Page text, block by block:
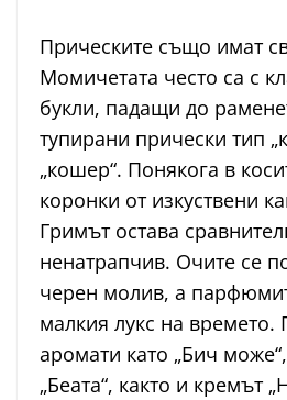
Прическите също имат
Момичетата често са с
букли, падащи до
тупирани прически тип
„кошер“. Понякога в
коронки от изкуствени
Гримът остава
ненатрапчив. Очите се
черен молив, а
малкия лукс на времето.
аромати като „Бич
„Беата“, както и кремът